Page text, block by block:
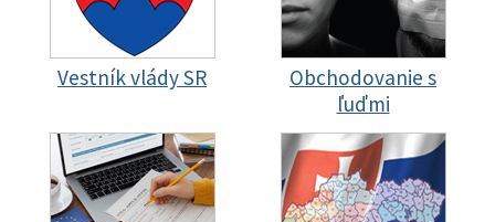
Vestník vlády SR
Obchodovanie s
ľuďmi